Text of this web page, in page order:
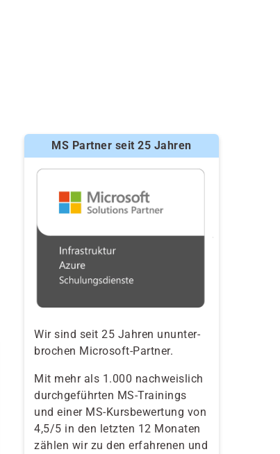
MS Partner seit 25 Jahren
Wir sind seit 25 Jahren ununter-
brochen Microsoft-Partner.
Mit mehr als 1.000 nachweislich
durchgeführten MS-Trainings
und einer MS-Kursbewertung von
4,5/5 in den letzten 12 Monaten
zählen wir zu den erfahrenen und